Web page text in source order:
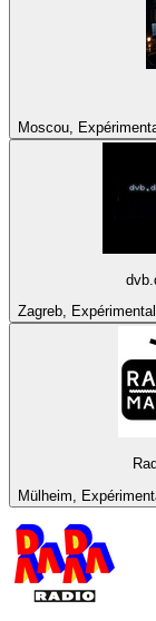
Moscou,
Zagreb,
Mülheim,